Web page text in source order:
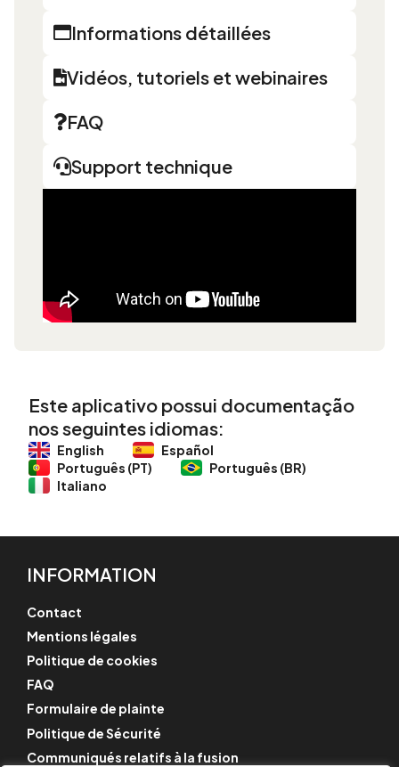
Informations détaillées
Vidéos, tutoriels et webinaires
FAQ
Support technique
Este aplicativo possui documentação
nos seguintes idiomas:
English
Español
Português (PT)
Português (BR)
Italiano
INFORMATION
Contact
Mentions légales
Politique de cookies
FAQ
Formulaire de plainte
Politique de Sécurité
Communiqués relatifs à la fusion